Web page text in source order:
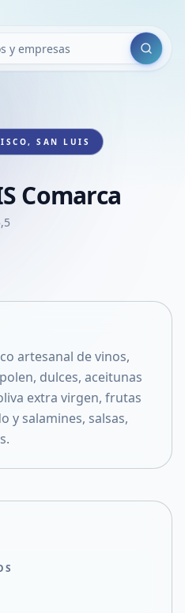
Buscar
SAN LUIS
Comarca
artesanal de vinos,
dulces, aceitunas
extra virgen, frutas
y salamines, salsas,